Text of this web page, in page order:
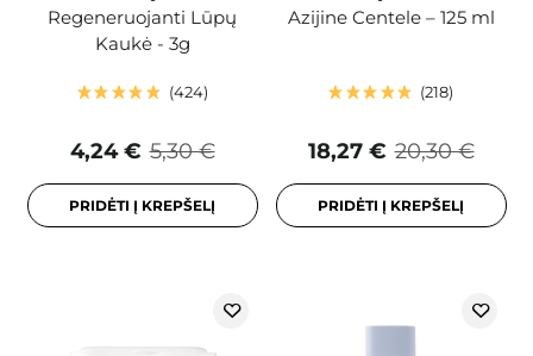
Regeneruojanti Lūpų
Kaukė - 3g
424
5,30 €
4,24 €
PRIDĖTI Į KREPŠELĮ
Azijine Centele – 125 ml
218
20,30 €
18,27 €
PRIDĖTI Į KREPŠELĮ